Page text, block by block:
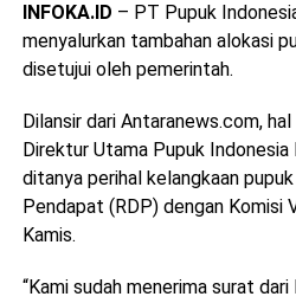
INFOKA.ID – PT Pupuk
menyalurkan tambahan alokasi
disetujui oleh pemerintah.
Dilansir dari Antaranews.com,
Direktur Utama Pupuk Indonesia
ditanya perihal kelangkaan
Pendapat (RDP) dengan Komisi
Kamis.
“Kami sudah menerima surat